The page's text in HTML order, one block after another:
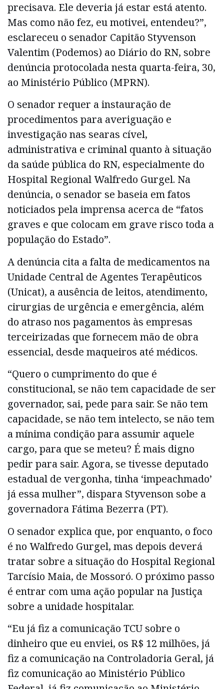
precisava. Ele deveria já estar está atento.
Mas como não fez, eu motivei, entendeu?”,
esclareceu o senador Capitão Styvenson
Valentim (Podemos) ao Diário do RN, sobre
denúncia protocolada nesta quarta-feira, 30,
ao Ministério Público (MPRN).
O senador requer a instauração de
procedimentos para averiguação e
investigação nas searas cível,
administrativa e criminal quanto à situação
da saúde pública do RN, especialmente do
Hospital Regional Walfredo Gurgel. Na
denúncia, o senador se baseia em fatos
noticiados pela imprensa acerca de “fatos
graves e que colocam em grave risco toda a
população do Estado”.
A denúncia cita a falta de medicamentos na
Unidade Central de Agentes Terapêuticos
(Unicat), a ausência de leitos, atendimento,
cirurgias de urgência e emergência, além
do atraso nos pagamentos às empresas
terceirizadas que fornecem mão de obra
essencial, desde maqueiros até médicos.
“Quero o cumprimento do que é
constitucional, se não tem capacidade de ser
governador, sai, pede para sair. Se não tem
capacidade, se não tem intelecto, se não tem
a mínima condição para assumir aquele
cargo, para que se meteu? É mais digno
pedir para sair. Agora, se tivesse deputado
estadual de vergonha, tinha ‘impeachmado’
já essa mulher”, dispara Styvenson sobe a
governadora Fátima Bezerra (PT).
O senador explica que, por enquanto, o foco
é no Walfredo Gurgel, mas depois deverá
tratar sobre a situação do Hospital Regional
Tarcísio Maia, de Mossoró. O próximo passo
é entrar com uma ação popular na Justiça
sobre a unidade hospitalar.
“Eu já fiz a comunicação TCU sobre o
dinheiro que eu enviei, os R$ 12 milhões, já
fiz a comunicação na Controladoria Geral, já
fiz comunicação ao Ministério Público